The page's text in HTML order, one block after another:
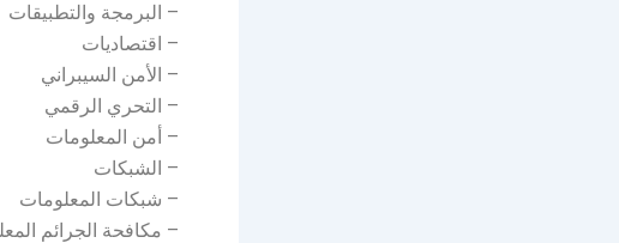
– البرمجة والتطبيقات
– اقتصاديات
– الأمن السيبراني
– التحري الرقمي
– أمن المعلومات
– الشبكات
– شبكات المعلومات
– مكافحة الجرائم